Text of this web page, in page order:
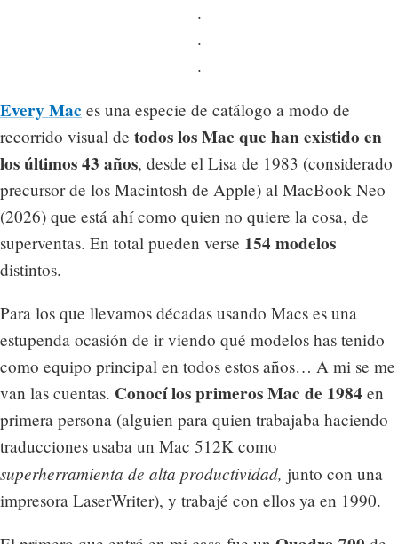
.
.
.
Every Mac es una especie de catálogo a modo de
recorrido visual de todos los Mac que han existido en
los últimos 43 años, desde el Lisa de 1983 (considerado
precursor de los Macintosh de Apple) al MacBook Neo
(2026) que está ahí como quien no quiere la cosa, de
superventas. En total pueden verse 154 modelos
distintos.
Para los que llevamos décadas usando Macs es una
estupenda ocasión de ir viendo qué modelos has tenido
como equipo principal en todos estos años… A mi se me
van las cuentas. Conocí los primeros Mac de 1984 en
primera persona (alguien para quien trabajaba haciendo
traducciones usaba un Mac 512K como
superherramienta de alta productividad, junto con una
impresora LaserWriter), y trabajé con ellos ya en 1990.